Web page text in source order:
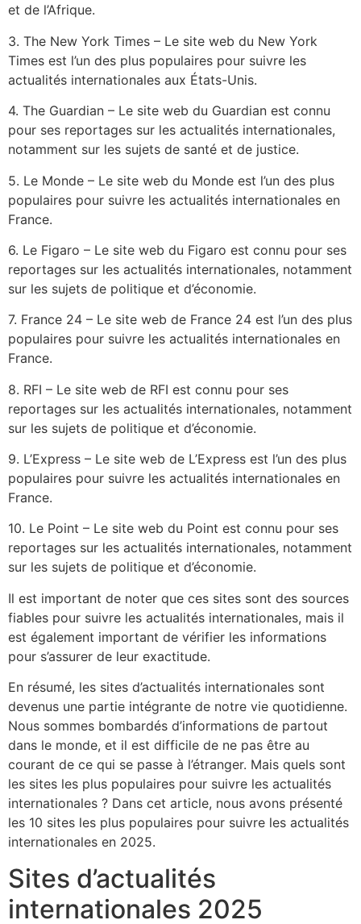
et de l’Afrique.
3. The New York Times – Le site web du New York
Times est l’un des plus populaires pour suivre les
actualités internationales aux États-Unis.
4. The Guardian – Le site web du Guardian est connu
pour ses reportages sur les actualités internationales,
notamment sur les sujets de santé et de justice.
5. Le Monde – Le site web du Monde est l’un des plus
populaires pour suivre les actualités internationales en
France.
6. Le Figaro – Le site web du Figaro est connu pour ses
reportages sur les actualités internationales, notamment
sur les sujets de politique et d’économie.
7. France 24 – Le site web de France 24 est l’un des plus
populaires pour suivre les actualités internationales en
France.
8. RFI – Le site web de RFI est connu pour ses
reportages sur les actualités internationales, notamment
sur les sujets de politique et d’économie.
9. L’Express – Le site web de L’Express est l’un des plus
populaires pour suivre les actualités internationales en
France.
10. Le Point – Le site web du Point est connu pour ses
reportages sur les actualités internationales, notamment
sur les sujets de politique et d’économie.
Il est important de noter que ces sites sont des sources
fiables pour suivre les actualités internationales, mais il
est également important de vérifier les informations
pour s’assurer de leur exactitude.
En résumé, les sites d’actualités internationales sont
devenus une partie intégrante de notre vie quotidienne.
Nous sommes bombardés d’informations de partout
dans le monde, et il est difficile de ne pas être au
courant de ce qui se passe à l’étranger. Mais quels sont
les sites les plus populaires pour suivre les actualités
internationales ? Dans cet article, nous avons présenté
les 10 sites les plus populaires pour suivre les actualités
internationales en 2025.
Sites d’actualités
internationales 2025